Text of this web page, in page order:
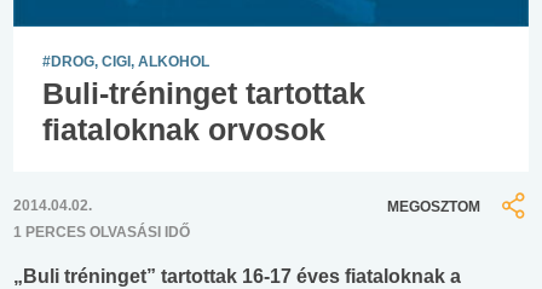
#DROG, CIGI, ALKOHOL
Buli-tréninget tartottak
fiataloknak orvosok
2014.04.02.
1 PERCES OLVASÁSI IDŐ
MEGOSZTOM
„Buli tréninget” tartottak 16-17 éves fiataloknak a